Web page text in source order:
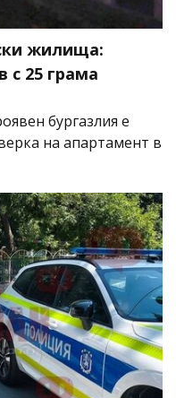
жилища:
с 25 грама
бургазлия е
на апартамент в